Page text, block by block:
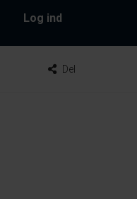
Log ind
Del